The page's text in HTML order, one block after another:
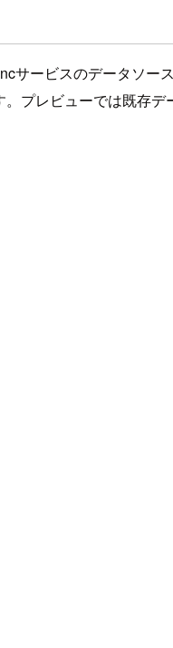
ービスのデータソー
プレビューでは既存